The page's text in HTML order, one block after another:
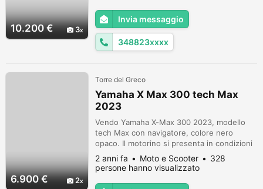
10.200 € 3
Invia messaggio
348823xxxx
6.900 € 2
Torre del Greco
Yamaha X Max 300 tech Max
2023
Vendo Yamaha X-Max 300 2023, modello
tech Max con navigatore, colore nero
opaco. Il motorino si presenta in condizioni
eccellenti, è stato acquistato 6 mesi fa alla
Yamaha di Napoli. Ha solo 670km, e
presenta ancora le pellicole protettive sulle
pedane e sui loghi. È in condizioni perfette,
2 anni fa Moto e Scooter
328
persone hanno visualizzato